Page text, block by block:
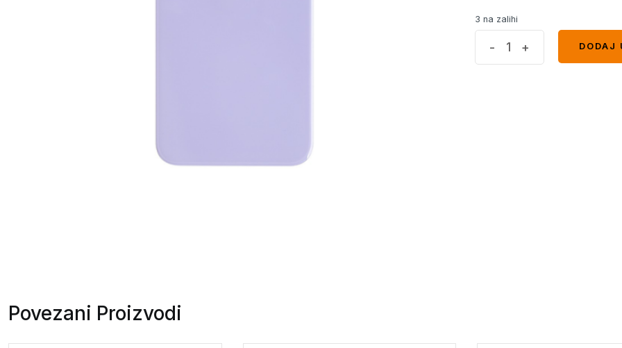
3 na zalihi
- +
DODAJ
Povezani Proizvodi